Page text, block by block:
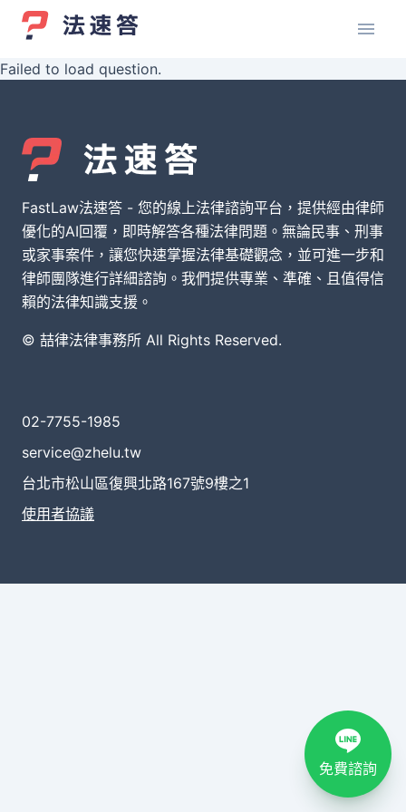
Failed to load question.
FastLaw法速答 - 您的線上法律諮詢平台，提供經由律師
優化的AI回覆，即時解答各種法律問題。無論民事、刑事
或家事案件，讓您快速掌握法律基礎觀念，並可進一步和
律師團隊進行詳細諮詢。我們提供專業、準確、且值得信
賴的法律知識支援。
© 喆律法律事務所 All Rights Reserved.
02-7755-1985
service@zhelu.tw
台北市松山區復興北路167號9樓之1
使用者協議
免費諮詢